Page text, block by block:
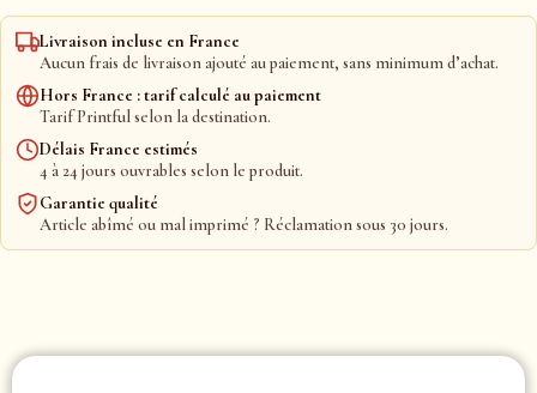
Livraison incluse en France
Aucun frais de livraison ajouté au paiement, sans minimum d’achat.
Hors France : tarif calculé au paiement
Tarif Printful selon la destination.
Délais France estimés
4 à 24 jours ouvrables selon le produit.
Garantie qualité
Article abîmé ou mal imprimé ? Réclamation sous 30 jours.